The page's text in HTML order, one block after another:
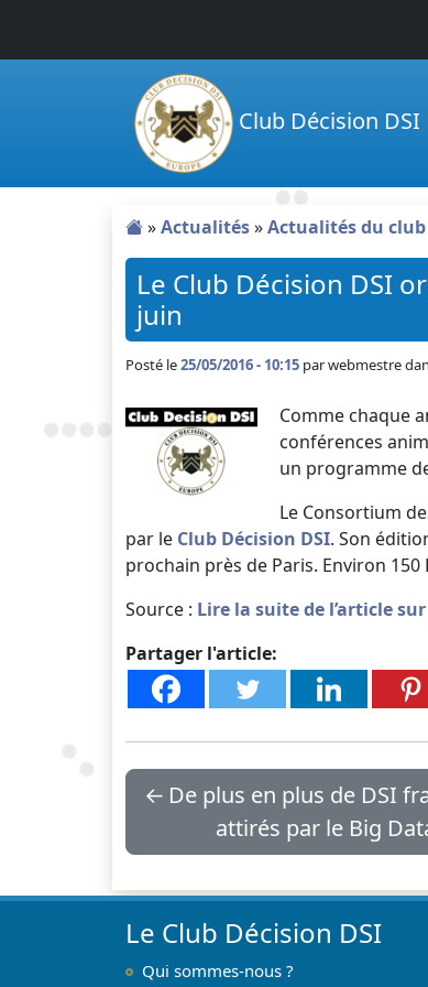
Club Décision DSI
»Actualités»Actualités du club
Le Club Décision DSI
juin
Posté le25/05/2016 - 10:15 parwebmestre
Comme chaque
conférences
un programme
Le Consortium
par le Club Décision DSI. Son
prochain près de Paris. Environ
Source : Lire la suite de l’article
Partager l'article:
← De plus en plus de DSI
attirés par le Big
Le Club Décision DSI
Qui sommes-nous ?